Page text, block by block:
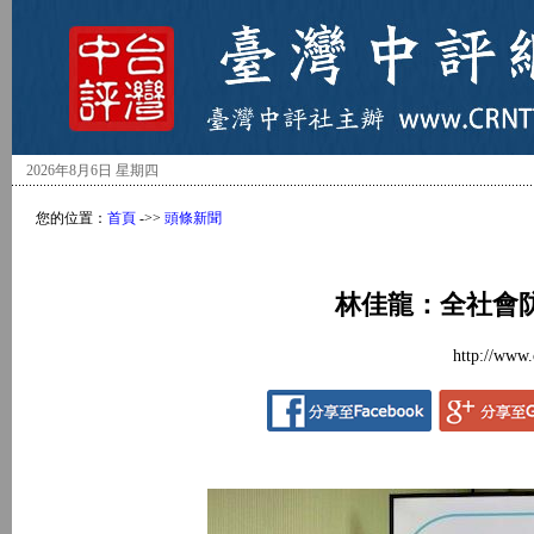
2026年8月6日 星期四
您的位置： 首頁 ->> 頭條新聞
林佳龍：全社會
http://